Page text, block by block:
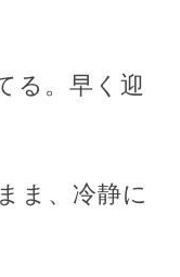
る。早く迎
ま、冷静に